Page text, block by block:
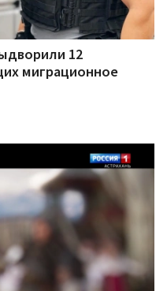
12
миграционное